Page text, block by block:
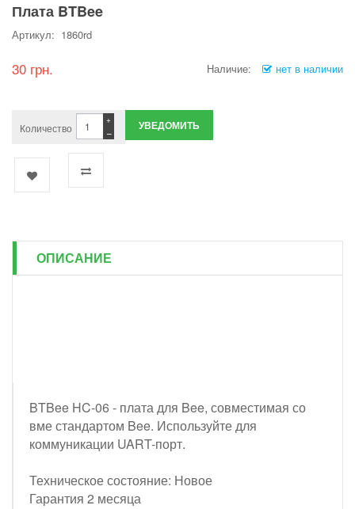
Плата BTBee
Артикул: 1860rd
30 грн. Наличие: нет в наличии
Количество −
+ УВЕДОМИТЬ
ОПИСАНИЕ
BTBee HC-06 - плата для Bee, совместимая со
вме стандартом Bee. Используйте для
коммуникации UART-порт.
Техническое состояние: Новое
Гарантия 2 месяца